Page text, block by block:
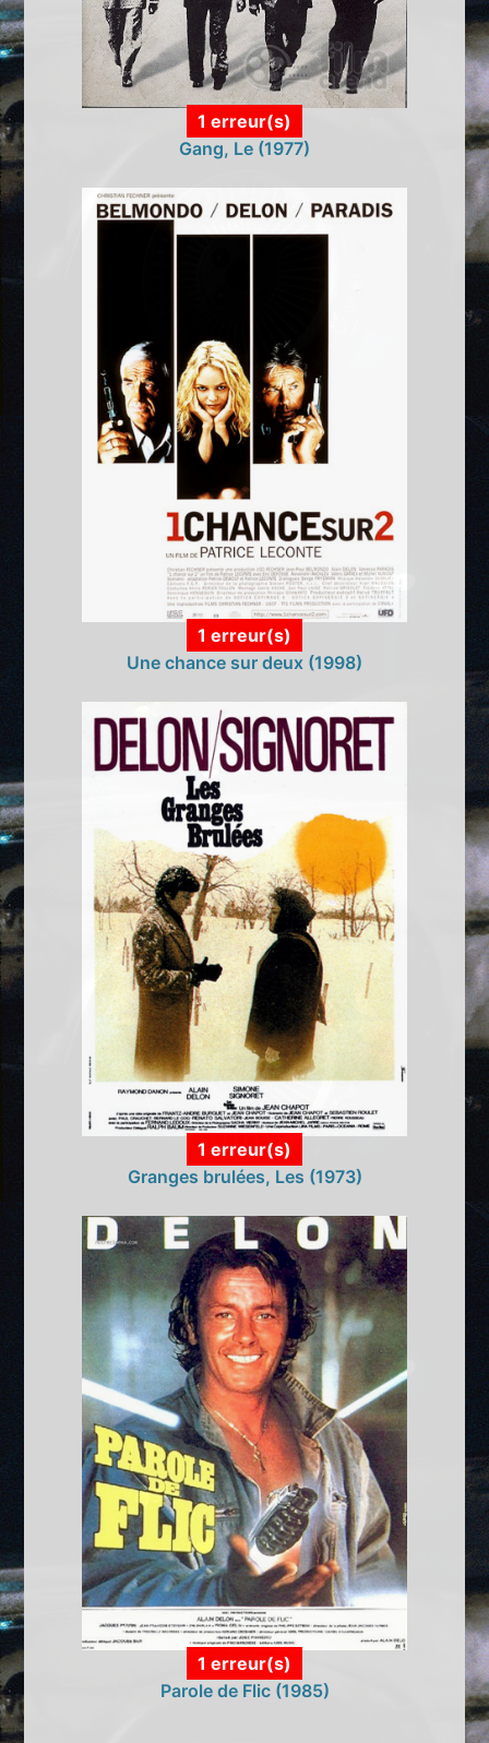
1 erreur(s)
Gang, Le (1977)
1 erreur(s)
Une chance sur deux (1998)
1 erreur(s)
Granges brulées, Les (1973)
1 erreur(s)
Parole de Flic (1985)